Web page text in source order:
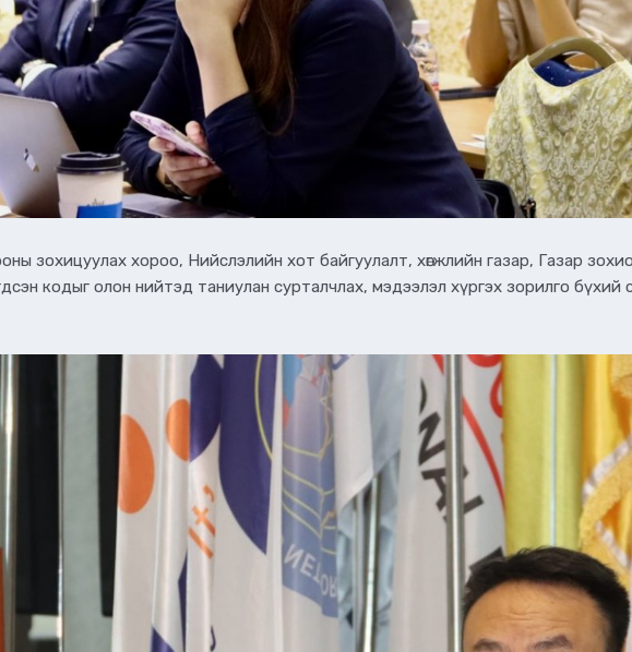
зохицуулах хороо, Нийслэлийн хот байгуулалт, хөгжлийн газар, Газар
кодыг олон нийтэд таниулан сурталчлах, мэдээлэл хүргэх зорилго бүхий